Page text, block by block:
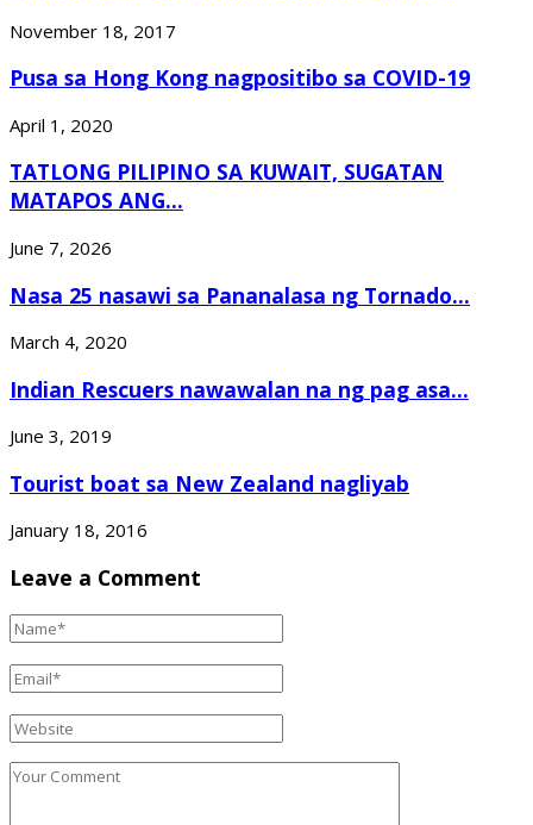
November 18, 2017
Pusa sa Hong Kong nagpositibo sa COVID-19
April 1, 2020
TATLONG PILIPINO SA KUWAIT, SUGATAN
MATAPOS ANG...
June 7, 2026
Nasa 25 nasawi sa Pananalasa ng Tornado...
March 4, 2020
Indian Rescuers nawawalan na ng pag asa...
June 3, 2019
Tourist boat sa New Zealand nagliyab
January 18, 2016
Leave a Comment